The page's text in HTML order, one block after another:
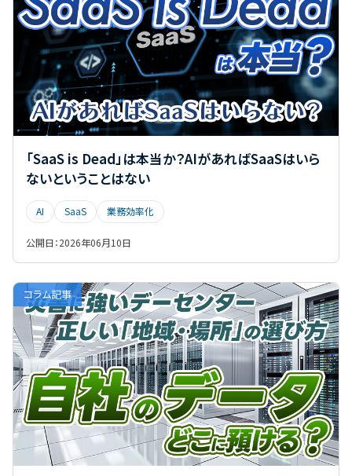
「SaaS is Dead」は本当か？AIがあればSaaSはいら
ないということはない
AI SaaS 業務効率化
公開日：2026年06月10日
コラム記事